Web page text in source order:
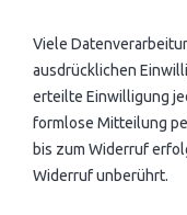
Viele
ausdrücklichen
erteilte Einwilligung
formlose Mitteilung
bis zum Widerruf
Widerruf unberührt.